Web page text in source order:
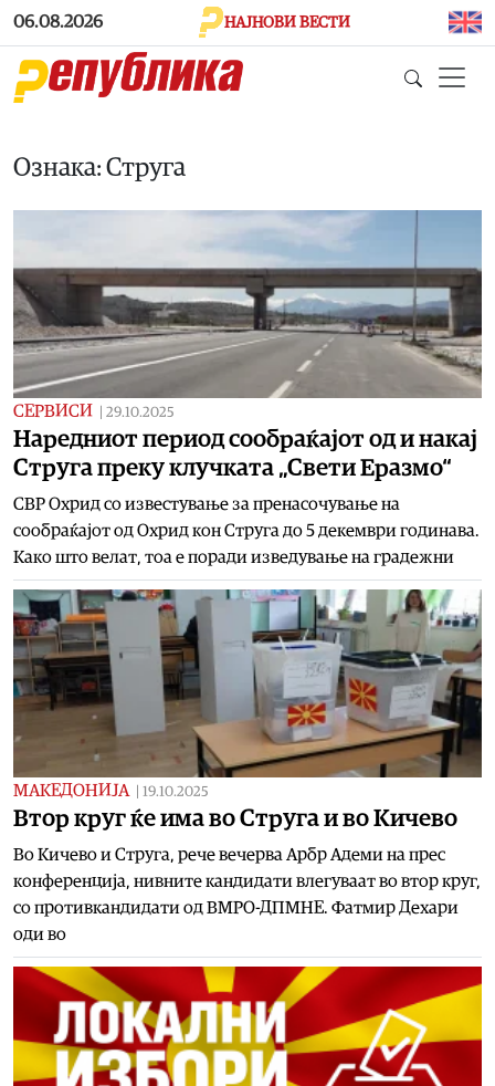
Skip to main content
06.08.2026 НАЈНОВИ ВЕСТИ
Ознака: Струга
СЕРВИСИ 29.10.2025
Наредниот период сообраќајот од и накај
Струга преку клучката „Свети Еразмо“
СВР Охрид со известување за пренасочување на
сообраќајот од Охрид кон Струга до 5 декември годинава.
Како што велат, тоа е поради изведување на градежни
МАКЕДОНИЈА 19.10.2025
Втор круг ќе има во Струга и во Кичево
Во Кичево и Струга, рече вечерва Арбр Адеми на прес
конференција, нивните кандидати влегуваат во втор круг,
со противкандидати од ВМРО-ДПМНЕ. Фатмир Дехари
оди во